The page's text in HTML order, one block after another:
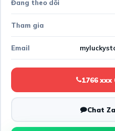
Đang theo dõi
Tham gia
Email
1766 xxx
Chat